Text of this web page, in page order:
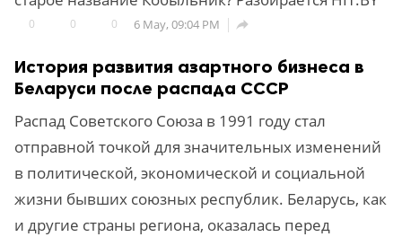
0 0 0 6 May, 09:04 PM 
История развития азартного бизнеса в
Беларуси после распада СССР
Распад Советского Союза в 1991 году стал
отправной точкой для значительных изменений
в политической, экономической и социальной
жизни бывших союзных республик. Беларусь, как
и другие страны региона, оказалась перед